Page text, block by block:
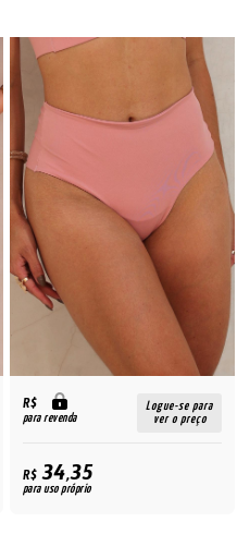
R$
para revenda
Logue-se para
ver o preço
R$34,35
para uso próprio